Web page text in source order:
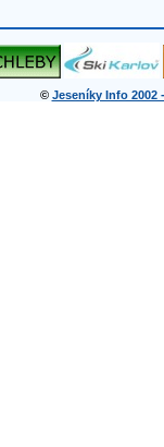
© Jeseníky Info 2002